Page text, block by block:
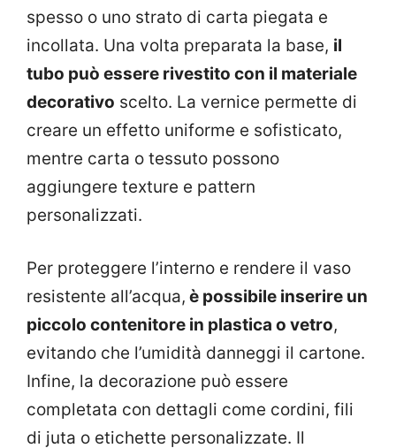
spesso o uno strato di carta piegata e
incollata. Una volta preparata la base, il
tubo può essere rivestito con il materiale
decorativo scelto. La vernice permette di
creare un effetto uniforme e sofisticato,
mentre carta o tessuto possono
aggiungere texture e pattern
personalizzati.
Per proteggere l’interno e rendere il vaso
resistente all’acqua, è possibile inserire un
piccolo contenitore in plastica o vetro,
evitando che l’umidità danneggi il cartone.
Infine, la decorazione può essere
completata con dettagli come cordini, fili
di juta o etichette personalizzate. Il